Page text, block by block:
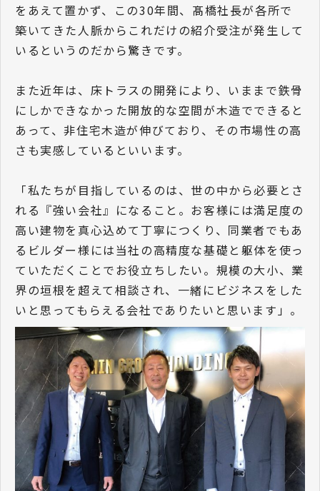
をあえて置かず、この30年間、髙橋社長が各所で
築いてきた人脈からこれだけの紹介受注が発生して
いるというのだから驚きです。
また近年は、床トラスの開発により、いままで鉄骨
にしかできなかった開放的な空間が木造でできると
あって、非住宅木造が伸びており、その市場性の高
さも実感しているといいます。
「私たちが目指しているのは、世の中から必要とさ
れる『強い会社』になること。お客様には満足度の
高い建物を真心込めて丁寧につくり、同業者でもあ
るビルダー様には当社の高精度な基礎と躯体を使っ
ていただくことでお役立ちしたい。規模の大小、業
界の垣根を超えて相談され、一緒にビジネスをした
いと思ってもらえる会社でありたいと思います」。